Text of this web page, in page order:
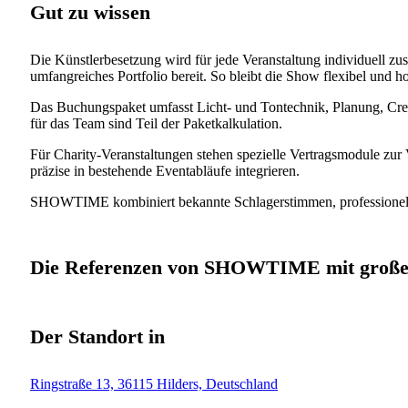
Gut zu wissen
Die Künstlerbesetzung wird für jede Veranstaltung individuell
umfangreiches Portfolio bereit. So bleibt die Show flexibel und
Das Buchungspaket umfasst Licht- und Tontechnik, Planung,
für das Team sind Teil der Paketkalkulation.
Für Charity-Veranstaltungen stehen spezielle Vertragsmodule
präzise in bestehende Eventabläufe integrieren.
SHOWTIME kombiniert bekannte Schlagerstimmen,
Die Referenzen von SHOWTIME mit
Der Standort in
Ringstraße 13, 36115 Hilders, Deutschland